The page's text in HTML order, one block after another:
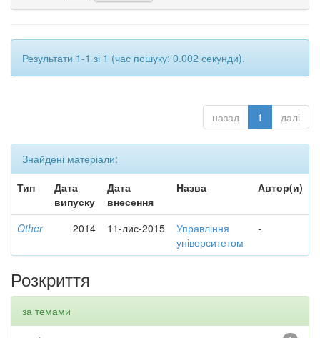
Результати 1-1 зі 1 (час пошуку: 0.002 секунди).
назад 1 далі
Знайдені матеріали:
Тип
Дата
випуску
Дата
внесення
Назва Автор(и)
Other 2014 11-лис-2015
Управління
університетом
-
Розкриття
за темами